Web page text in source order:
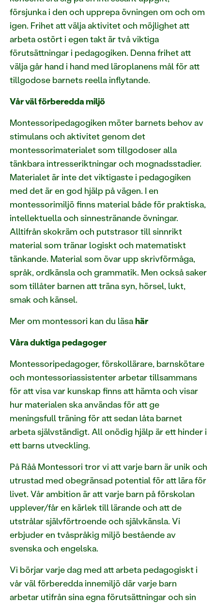
försjunka i den och upprepa övningen om och om
igen. Frihet att välja aktivitet och möjlighet att
arbeta ostört i egen takt är två viktiga
förutsättningar i pedagogiken. Denna frihet att
välja går hand i hand med läroplanens mål för att
tillgodose barnets reella inflytande.
Vår väl förberedda miljö
Montessoripedagogiken möter barnets behov av
stimulans och aktivitet genom det
montessorimaterialet som tillgodoser alla
tänkbara intresseriktningar och mognadsstadier.
Materialet är inte det viktigaste i pedagogiken
med det är en god hjälp på vägen. I en
montessorimiljö finns material både för praktiska,
intellektuella och sinnestränande övningar.
Alltifrån skokräm och putstrasor till sinnrikt
material som tränar logiskt och matematiskt
tänkande. Material som övar upp skrivförmåga,
språk, ordkänsla och grammatik. Men också saker
som tillåter barnen att träna syn, hörsel, lukt,
smak och känsel.
Mer om montessori kan du läsahär
Våra duktiga pedagoger
Montessoripedagoger, förskollärare, barnskötare
och montessoriassistenter arbetar tillsammans
för att visa var kunskap finns att hämta och visar
hur materialen ska användas för att ge
meningsfull träning för att sedan låta barnet
arbeta självständigt. All onödig hjälp är ett hinder i
ett barns utveckling.
På Råå Montessori tror vi att varje barn är unik och
utrustad med obegränsad potential för att lära för
livet. Vår ambition är att varje barn på förskolan
upplever/får en kärlek till lärande och att de
utstrålar självförtroende och självkänsla. Vi
erbjuder en tvåspråkig miljö bestående av
svenska och engelska.
Vi börjar varje dag med att arbeta pedagogiskt i
vår väl förberedda innemiljö där varje barn
arbetar utifrån sina egna förutsättningar och sin